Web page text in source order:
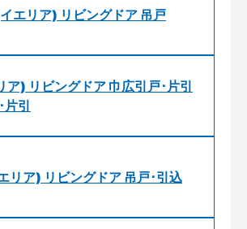
エリア) リビングドア 吊戸
) リビングドア 巾広引戸･片引
片引
リア) リビングドア 吊戸･引込